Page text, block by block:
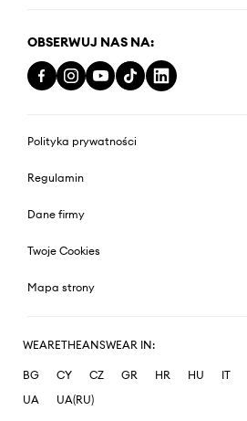
OBSERWUJ NAS NA:
Polityka prywatności
Regulamin
Dane firmy
Twoje Cookies
Mapa strony
WEARETHEANSWEAR IN:
BG CY CZ GR HR HU IT
UA
UA(RU)